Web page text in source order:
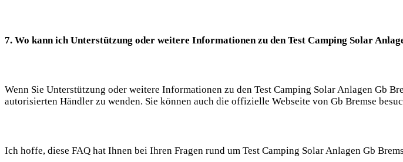
7. Wo kann ich Unterstützung oder weitere Informationen zu den Test Camping Solar
Wenn Sie Unterstützung oder weitere Informationen zu den Test Camping Solar Anlagen Gb
autorisierten Händler zu wenden. Sie können auch die offizielle Webseite von Gb Bremse
Ich hoffe, diese FAQ hat Ihnen bei Ihren Fragen rund um Test Camping Solar Anlagen Gb